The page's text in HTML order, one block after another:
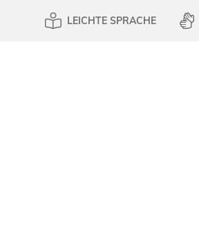
LEICHTE SPRACHE